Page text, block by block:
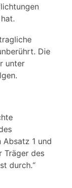
Die
unter
Absatz 1 und
Träger des
durch.“